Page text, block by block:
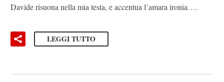
Davide risuona nella mia testa, e accentua l’amara ironia….
LEGGI TUTTO